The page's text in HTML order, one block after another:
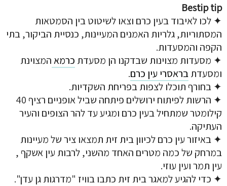
Bestip tip
✦ לכו לאיבוד בעין כרם וצאו לשיטוט בין הסמטאות
המסתוריות, גלריות האמנים המעיינות, כנסיית הביקור, בתי
הקפה והמסעדות.
✦ מסעדות מצוינות שבדקנו הן מסעדת כרמאהמצוינת
ומסעדתבראסרי עין כרם.
✦ בחורף תוכלו לצפות בפריחת השקדיות.
✦ הרשות לפיתוח ירושלים פיתחה שביל אופניים רציף 40
קילומטר שמתחיל בעין כרם ומגיע עד להר הצופים והעיר
העתיקה.
✦ באיזור עין כרם לכיוון בית זית תמצאו ציר של מעיינות
במרחק של כמה מטרים האחד מהשני, לרבות עין אשקף ,
עין תמר ועין עוזי.
✦ כדי להגיע למאגר בית זית כתבו בוויז "מדרגות גן עדן".